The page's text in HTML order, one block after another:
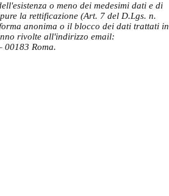
o meno dei medesimi dati e di
la rettificazione (Art. 7 del D.Lgs. n.
anonima o il blocco dei dati trattati in
rivolte all'indirizzo email:
00183 Roma.